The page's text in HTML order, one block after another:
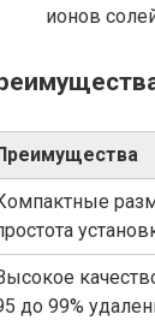
ионов
до 99%